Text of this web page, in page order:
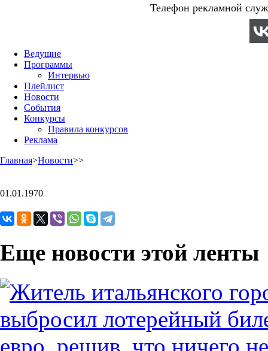
Телефон рекламной
Ведущие
Программы
Интервью
Плейлист
Новости
События
Конкурсы
Правила конкурсов
Реклама
Главная>Новости>>
01.01.1970
Еще новости этой ленты